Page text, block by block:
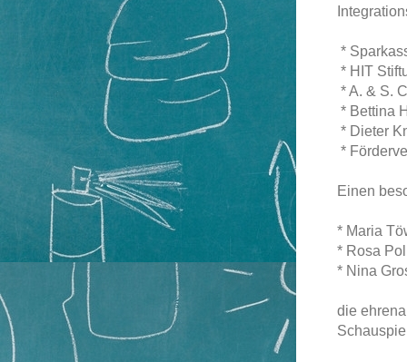
*
* HIT
* A. & S.
* Bettina
* Dieter
*
Einen
* Maria
* Rosa
* Nina
die